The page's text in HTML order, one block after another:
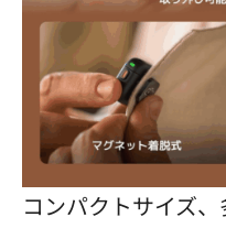
コンパクトサイズ